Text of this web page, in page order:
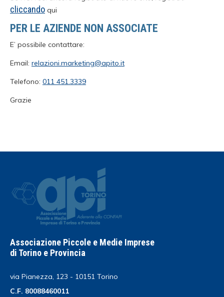
cliccando qui
PER LE AZIENDE NON ASSOCIATE
E’ possibile contattare:
Email: relazioni.marketing@apito.it
Telefono: 011 451.3339
Grazie
Associazione Piccole e Medie Imprese
di Torino e Provincia
via Pianezza, 123 - 10151 Torino
C.F. 80088460011